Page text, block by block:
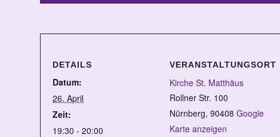
DETAILS
Datum:
26. April
Zeit:
19:30 - 20:00
VERANSTALTUNGSORT
Kirche St. Matthäus
Rollner Str. 100
Nürnberg, 90408 Google
Karte anzeigen